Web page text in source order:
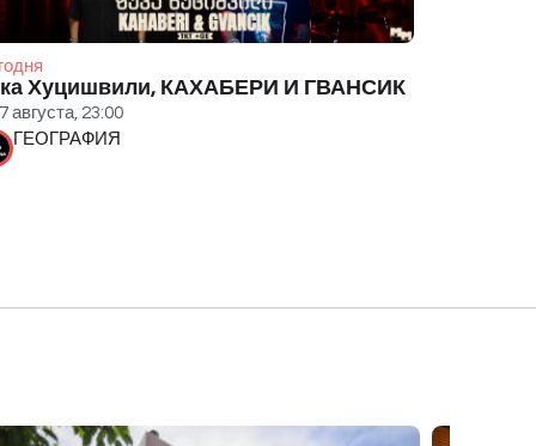
Хуцишвили, КАХАБЕРИ И ГВАНСИК
7 августа, 23:00
ГЕОГРАФИЯ